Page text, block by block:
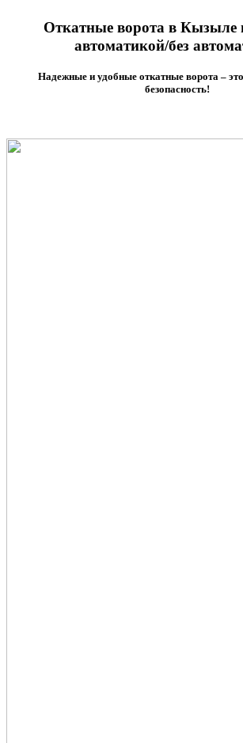
Откатные ворота в Кызыле
автоматикой/без
Надежные и удобные откатные ворота –
безопасность!